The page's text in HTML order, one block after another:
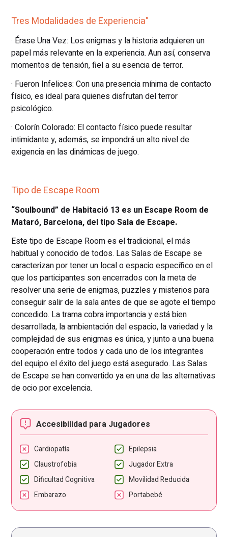
Tres Modalidades de Experiencia"
· Érase Una Vez: Los enigmas y la historia adquieren un
papel más relevante en la experiencia. Aun así, conserva
momentos de tensión, fiel a su esencia de terror.
· Fueron Infelices: Con una presencia mínima de contacto
físico, es ideal para quienes disfrutan del terror
psicológico.
· Colorín Colorado: El contacto físico puede resultar
intimidante y, además, se impondrá un alto nivel de
exigencia en las dinámicas de juego.
Tipo de Escape Room
“Soulbound” de Habitació 13 es un Escape Room de
Mataró, Barcelona, del tipo Sala de Escape.
Este tipo de Escape Room es el tradicional, el más
habitual y conocido de todos. Las Salas de Escape se
caracterizan por tener un local o espacio específico en el
que los participantes son encerrados con la meta de
resolver una serie de enigmas, puzzles y misterios para
conseguir salir de la sala antes de que se agote el tiempo
concedido. La trama cobra importancia y está bien
desarrollada, la ambientación del espacio, la variedad y la
complejidad de sus enigmas es única, y junto a una buena
cooperación entre todos y cada uno de los integrantes
del equipo el éxito del juego está asegurado. Las Salas
de Escape se han convertido ya en una de las alternativas
de ocio por excelencia.
Accesibilidad para Jugadores
Cardiopatía
Epilepsia
Claustrofobia
Jugador Extra
Dificultad Cognitiva
Movilidad Reducida
Embarazo
Portabebé